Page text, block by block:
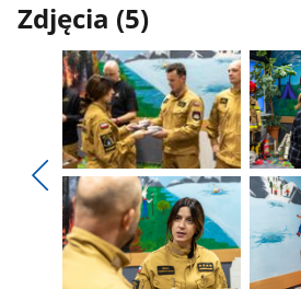
Zdjęcia (5)
Pokaż
poprzednie
zdjęcia
Pokaż
zdjęcie
1
z
galerii.
Pokaż
zdjęcie
2
z
galerii.